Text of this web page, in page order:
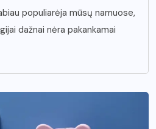
populiarėja mūsų namuose,
dažnai nėra pakankamai